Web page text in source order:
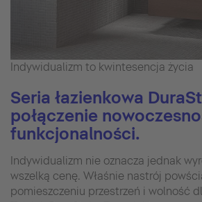
Indywidualizm to kwintesencja życia
Seria łazienkowa
połączenie
funkcjonalności.
Indywidualizm nie oznacza jednak
wszelką cenę. Właśnie nastrój
pomieszczeniu przestrzeń i wolność